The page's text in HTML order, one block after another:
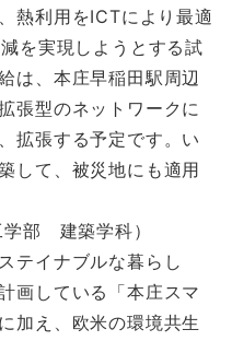
熱利用をICTにより最適
を実現しようとする試
は、本庄早稲田駅周辺
張型のネットワークに
拡張する予定です。い
して、被災地にも適用
部 建築学科）
テイナブルな暮らし
画している「本庄スマ
加え、欧米の環境共生